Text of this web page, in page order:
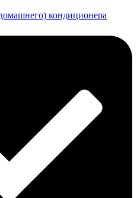
кондиционера